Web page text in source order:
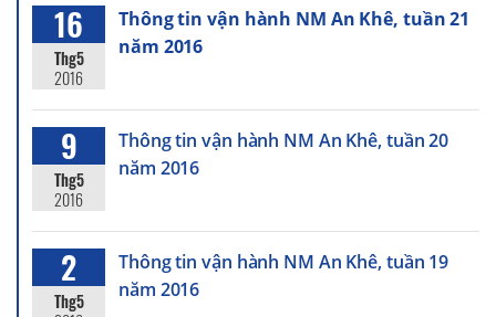
16
Thg5
2016
Thông tin vận hành NM An Khê, tuần 21
năm 2016
9
Thg5
2016
Thông tin vận hành NM An Khê, tuần 20
năm 2016
2
Thg5
Thông tin vận hành NM An Khê, tuần 19
năm 2016